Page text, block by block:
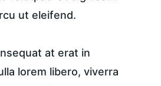
ut eleifend.
at erat in
lorem libero, viverra